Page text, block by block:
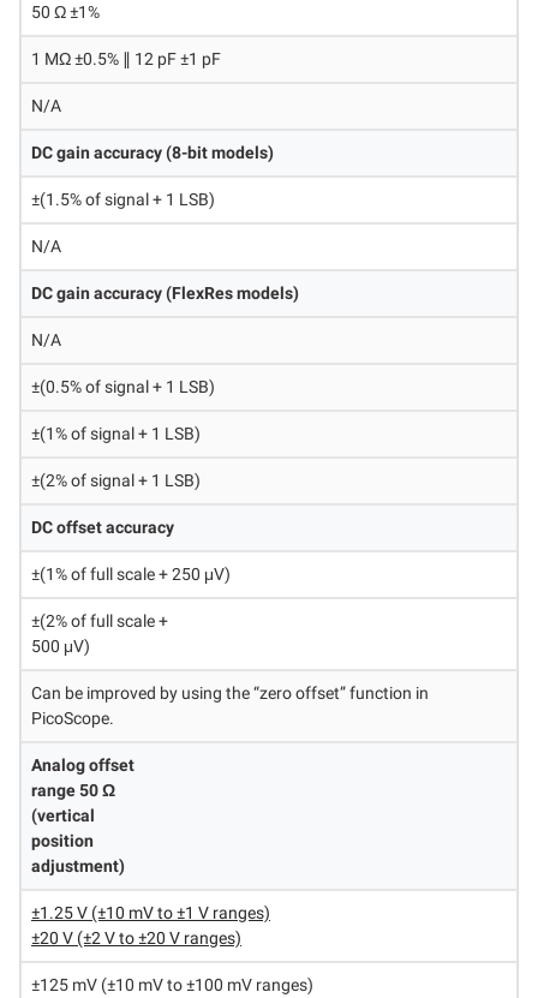
50 Ω ±1%
1 MΩ ±0.5% ∥ 12 pF ±1 pF
N/A
DC gain accuracy (8-bit models)
±(1.5% of signal + 1 LSB)
N/A
DC gain accuracy (FlexRes models)
N/A
±(0.5% of signal + 1 LSB)
±(1% of signal + 1 LSB)
±(2% of signal + 1 LSB)
DC offset accuracy
±(1% of full scale + 250 μV)
±(2% of full scale +
500 μV)
Can be improved by using the “zero offset” function in
PicoScope.
Analog offset
range 50 Ω
(vertical
position
adjustment)
±1.25 V (±10 mV to ±1 V ranges)
±20 V (±2 V to ±20 V ranges)
±125 mV (±10 mV to ±100 mV ranges)